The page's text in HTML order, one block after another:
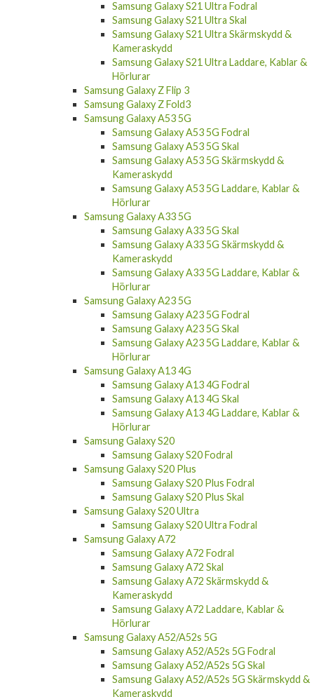
Samsung Galaxy S21 Ultra Fodral
Samsung Galaxy S21 Ultra Skal
Samsung Galaxy S21 Ultra Skärmskydd &
Kameraskydd
Samsung Galaxy S21 Ultra Laddare, Kablar &
Hörlurar
Samsung Galaxy Z Flip 3
Samsung Galaxy Z Fold3
Samsung Galaxy A53 5G
Samsung Galaxy A53 5G Fodral
Samsung Galaxy A53 5G Skal
Samsung Galaxy A53 5G Skärmskydd &
Kameraskydd
Samsung Galaxy A53 5G Laddare, Kablar &
Hörlurar
Samsung Galaxy A33 5G
Samsung Galaxy A33 5G Skal
Samsung Galaxy A33 5G Skärmskydd &
Kameraskydd
Samsung Galaxy A33 5G Laddare, Kablar &
Hörlurar
Samsung Galaxy A23 5G
Samsung Galaxy A23 5G Fodral
Samsung Galaxy A23 5G Skal
Samsung Galaxy A23 5G Laddare, Kablar &
Hörlurar
Samsung Galaxy A13 4G
Samsung Galaxy A13 4G Fodral
Samsung Galaxy A13 4G Skal
Samsung Galaxy A13 4G Laddare, Kablar &
Hörlurar
Samsung Galaxy S20
Samsung Galaxy S20 Fodral
Samsung Galaxy S20 Plus
Samsung Galaxy S20 Plus Fodral
Samsung Galaxy S20 Plus Skal
Samsung Galaxy S20 Ultra
Samsung Galaxy S20 Ultra Fodral
Samsung Galaxy A72
Samsung Galaxy A72 Fodral
Samsung Galaxy A72 Skal
Samsung Galaxy A72 Skärmskydd &
Kameraskydd
Samsung Galaxy A72 Laddare, Kablar &
Hörlurar
Samsung Galaxy A52/A52s 5G
Samsung Galaxy A52/A52s 5G Fodral
Samsung Galaxy A52/A52s 5G Skal
Samsung Galaxy A52/A52s 5G Skärmskydd &
Kameraskydd